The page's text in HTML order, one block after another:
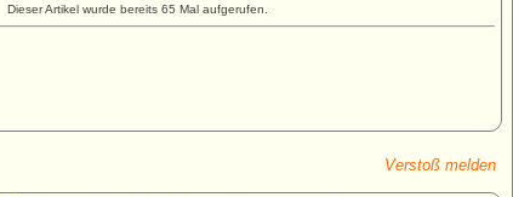
Dieser Artikel wurde bereits 65 Mal aufgerufen.
Verstoß melden